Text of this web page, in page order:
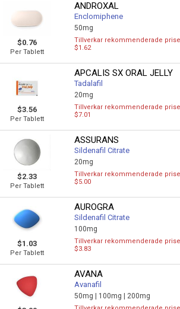
$0.76
Per Tablett
ANDROXAL
Enclomiphene
50mg
Tillverkar rekommenderade
$1.62
$3.56
Per Tablett
APCALIS SX ORAL JELLY
Tadalafil
20mg
Tillverkar rekommenderade
$7.01
$2.33
Per Tablett
ASSURANS
Sildenafil Citrate
20mg
Tillverkar rekommenderade
$5.00
$1.03
Per Tablett
AUROGRA
Sildenafil Citrate
100mg
Tillverkar rekommenderade
$3.83
AVANA
Avanafil
50mg | 100mg | 200mg